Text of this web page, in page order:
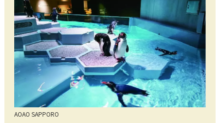
AOAO SAPPORO